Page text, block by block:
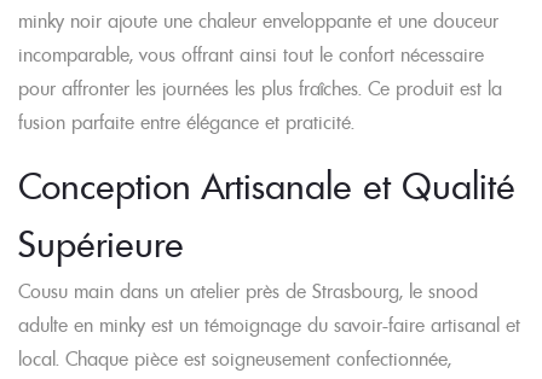
minky noir ajoute une chaleur enveloppante et une douceur
incomparable, vous offrant ainsi tout le confort nécessaire
pour affronter les journées les plus fraîches. Ce produit est la
fusion parfaite entre élégance et praticité.
Conception Artisanale et Qualité
Supérieure
Cousu main dans un atelier près de Strasbourg, le snood
adulte en minky est un témoignage du savoir-faire artisanal et
local. Chaque pièce est soigneusement confectionnée,